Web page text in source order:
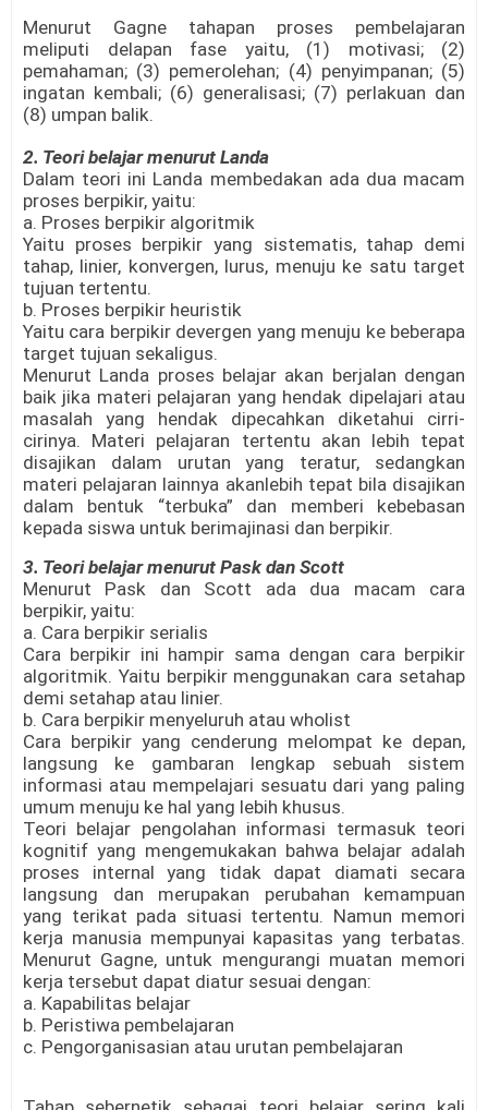
Menurut Gagne tahapan proses pembelajaran
meliputi delapan fase yaitu, (1) motivasi; (2)
pemahaman; (3) pemerolehan; (4) penyimpanan; (5)
ingatan kembali; (6) generalisasi; (7) perlakuan dan
(8) umpan balik.
2. Teori belajar menurut Landa
Dalam teori ini Landa membedakan ada dua macam
proses berpikir, yaitu:
a. Proses berpikir algoritmik
Yaitu proses berpikir yang sistematis, tahap demi
tahap, linier, konvergen, lurus, menuju ke satu target
tujuan tertentu.
b. Proses berpikir heuristik
Yaitu cara berpikir devergen yang menuju ke beberapa
target tujuan sekaligus.
Menurut Landa proses belajar akan berjalan dengan
baik jika materi pelajaran yang hendak dipelajari atau
masalah yang hendak dipecahkan diketahui cirri-
cirinya. Materi pelajaran tertentu akan lebih tepat
disajikan dalam urutan yang teratur, sedangkan
materi pelajaran lainnya akanlebih tepat bila disajikan
dalam bentuk “terbuka” dan memberi kebebasan
kepada siswa untuk berimajinasi dan berpikir.
3. Teori belajar menurut Pask dan Scott
Menurut Pask dan Scott ada dua macam cara
berpikir, yaitu:
a. Cara berpikir serialis
Cara berpikir ini hampir sama dengan cara berpikir
algoritmik. Yaitu berpikir menggunakan cara setahap
demi setahap atau linier.
b. Cara berpikir menyeluruh atau wholist
Cara berpikir yang cenderung melompat ke depan,
langsung ke gambaran lengkap sebuah sistem
informasi atau mempelajari sesuatu dari yang paling
umum menuju ke hal yang lebih khusus.
Teori belajar pengolahan informasi termasuk teori
kognitif yang mengemukakan bahwa belajar adalah
proses internal yang tidak dapat diamati secara
langsung dan merupakan perubahan kemampuan
yang terikat pada situasi tertentu. Namun memori
kerja manusia mempunyai kapasitas yang terbatas.
Menurut Gagne, untuk mengurangi muatan memori
kerja tersebut dapat diatur sesuai dengan:
a. Kapabilitas belajar
b. Peristiwa pembelajaran
c. Pengorganisasian atau urutan pembelajaran